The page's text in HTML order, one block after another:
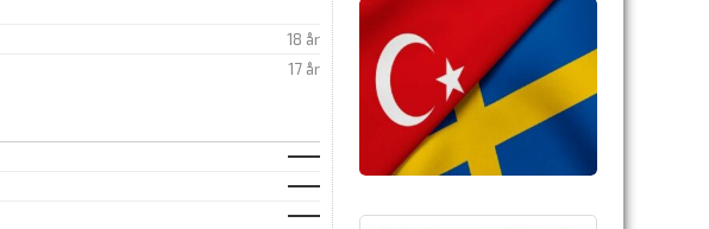
18 år
17 år